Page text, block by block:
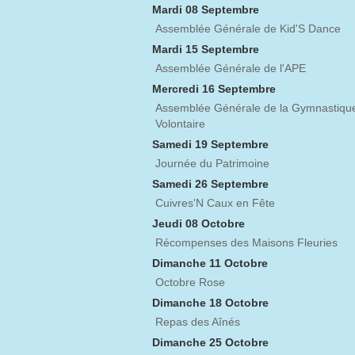
Mardi 08 Septembre
Assemblée Générale de Kid'S Dance
Mardi 15 Septembre
Assemblée Générale de l'APE
Mercredi 16 Septembre
Assemblée Générale de la
Volontaire
Samedi 19 Septembre
Journée du Patrimoine
Samedi 26 Septembre
Cuivres'N Caux en Fête
Jeudi 08 Octobre
Récompenses des Maisons Fleuries
Dimanche 11 Octobre
Octobre Rose
Dimanche 18 Octobre
Repas des Aînés
Dimanche 25 Octobre